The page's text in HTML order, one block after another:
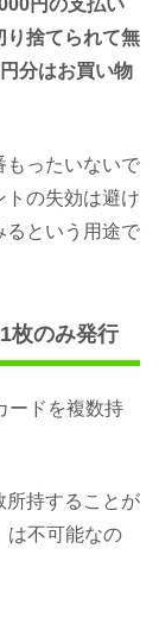
円の支払い
り捨てられて無
分はお買い物
もったいないで
トの失効は避け
るという用途で
枚のみ発行
ードを複数持
所持することが
は不可能なの